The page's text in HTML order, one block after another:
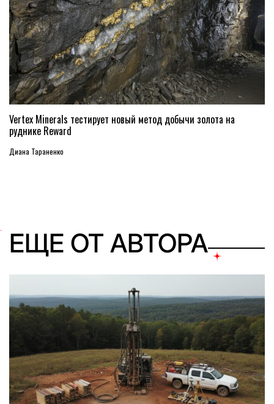
Vertex Minerals тестирует новый метод добычи золота на
руднике Reward
Диана Тараненко
ЕЩЕ ОТ АВТОРА